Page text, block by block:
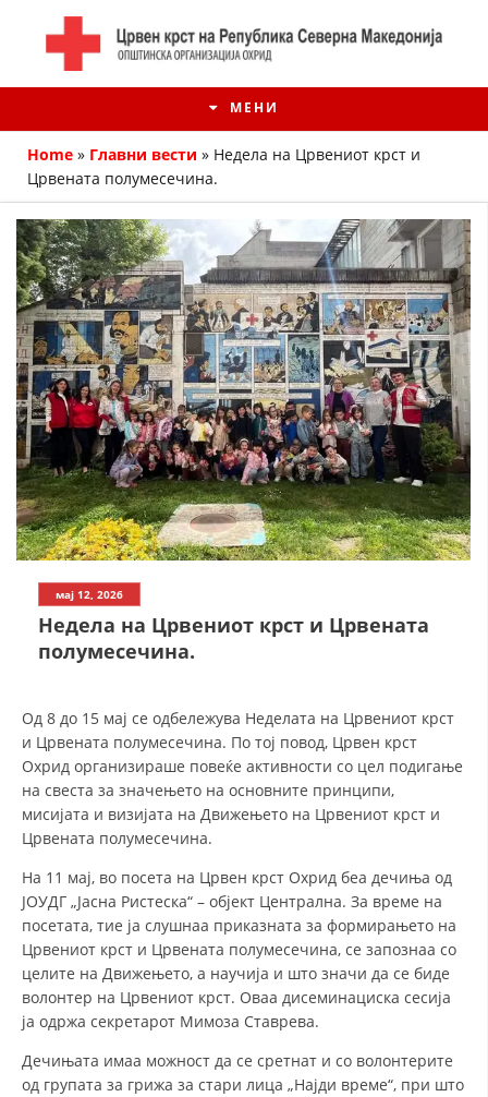
МЕНИ
ИСТОРИЈАТ НА ЦКРМ
ИСТОРИЈАТ НА ДВИЖЕЊЕТО
СТРУКТУРА НА ОРГАНИЗАЦИЈАТА
КОНТАКТ ИНФОРМАЦИИ
СТАТУТ НА ЦКРМ
ОРГАНИЗАЦИЈА И РАЗВОЈ
РАКОВОДЕН ОДБОР
СОБРАНИЕ
ДИСЕМИНАЦИЈА
ПРОМОЦИЈА НА ХУМАНИ ВРЕДНОСТИ
Home » Главни вести » Недела на Црвениот крст и
Црвената полумесечина.
мај 12, 2026
Недела на Црвениот крст и Црвената
полумесечина.
Од 8 до 15 мај се одбележува Неделата на Црвениот крст
и Црвената полумесечина. По тој повод, Црвен крст
Охрид организираше повеќе активности со цел подигање
на свеста за значењето на основните принципи,
мисијата и визијата на Движењето на Црвениот крст и
Црвената полумесечина.
На 11 мај, во посета на Црвен крст Охрид беа дечиња од
ЈОУДГ „Јасна Ристеска“ – објект Централна. За време на
посетата, тие ја слушнаа приказната за формирањето на
Црвениот крст и Црвената полумесечина, се запознаа со
целите на Движењето, а научија и што значи да се биде
волонтер на Црвениот крст. Оваа дисеминациска сесија
ја одржа секретарот Мимоза Ставрева.
Дечињата имаа можност да се сретнат и со волонтерите
од групата за грижа за стари лица „Најди време“, при што